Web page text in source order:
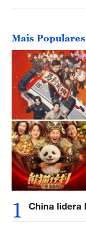
Mais Populares
1 China lidera